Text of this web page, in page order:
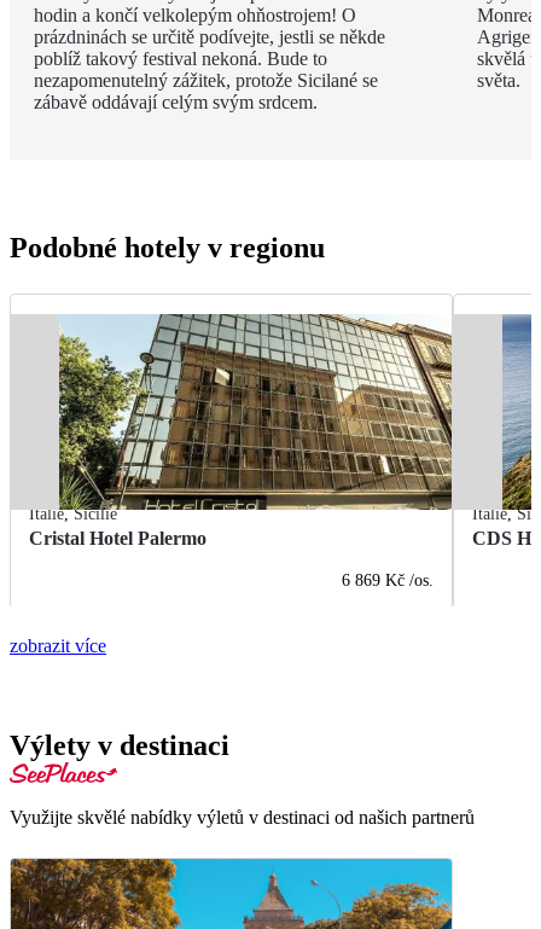
hodin a končí velkolepým ohňostrojem! O
prázdninách se určitě podívejte, jestli se někde
poblíž takový festival nekoná. Bude to
nezapomenutelný zážitek, protože Sicilané se
zábavě oddávají celým svým srdcem.
skvělá
světa.
Podobné hotely v regionu
Itálie,Sicílie
Cristal Hotel Palermo
6 869 Kč /os.
Itálie,
CDS
zobrazit více
Výlety v destinaci
Využijte skvělé nabídky výletů v destinaci od našich partnerů